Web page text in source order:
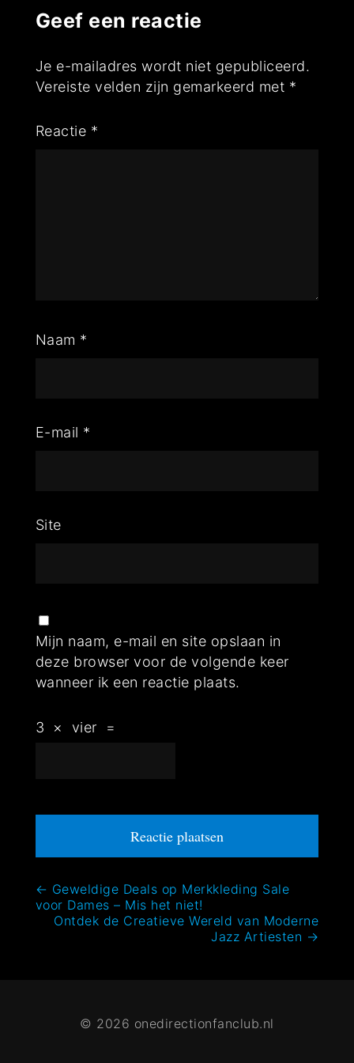
Geef een reactie
Je e-mailadres wordt niet gepubliceerd.
Vereiste velden zijn gemarkeerd met *
Reactie *
Naam *
E-mail *
Site
Mijn naam, e-mail en site opslaan in
deze browser voor de volgende keer
wanneer ik een reactie plaats.
3 × vier =
Bericht
navigatie
← Geweldige Deals op Merkkleding Sale
voor Dames – Mis het niet!
Ontdek de Creatieve Wereld van Moderne
Jazz Artiesten →
© 2026 onedirectionfanclub.nl